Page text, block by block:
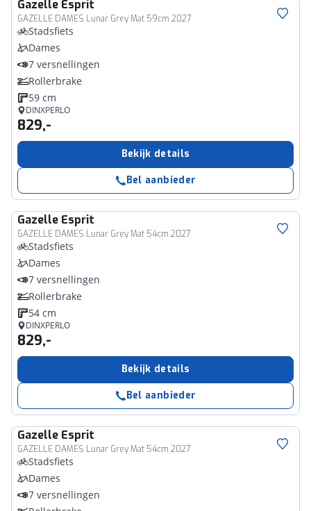
Gazelle Esprit
GAZELLE DAMES Lunar Grey Mat 59cm 2027
Stadsfiets
Dames
7 versnellingen
Rollerbrake
59 cm
DINXPERLO
829,-
Bekijk details
Bel aanbieder
Gazelle Esprit
GAZELLE DAMES Lunar Grey Mat 54cm 2027
Stadsfiets
Dames
7 versnellingen
Rollerbrake
54 cm
DINXPERLO
829,-
Bekijk details
Bel aanbieder
Gazelle Esprit
GAZELLE DAMES Lunar Grey Mat 54cm 2027
Stadsfiets
Dames
7 versnellingen